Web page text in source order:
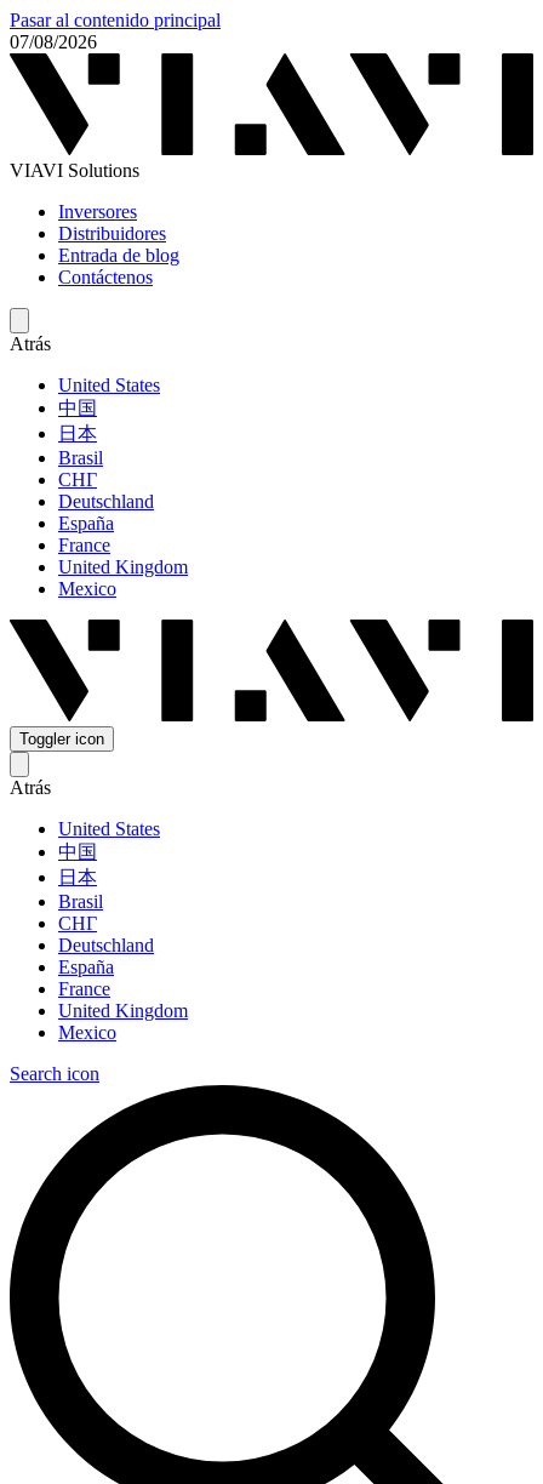
Pasar al contenido principal
07/08/2026
VIAVI Solutions
Inversores
Distribuidores
Entrada de blog
Contáctenos
Atrás
United States
中国
日本
Brasil
СНГ
Deutschland
España
France
United Kingdom
Mexico
Toggler icon
Atrás
United States
中国
日本
Brasil
СНГ
Deutschland
España
France
United Kingdom
Mexico
Search icon